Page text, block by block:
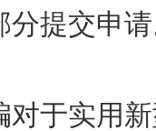
分提交申
于实用